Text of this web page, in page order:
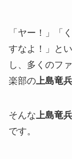
「ヤー！」「
すなよ！」と
し、多くのフ
楽部の上島竜兵
そんな上島竜兵
です。